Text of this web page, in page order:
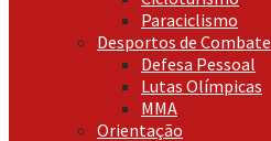
Paraciclismo
Desportos de Combate
Defesa Pessoal
Lutas Olímpicas
MMA
Orientação